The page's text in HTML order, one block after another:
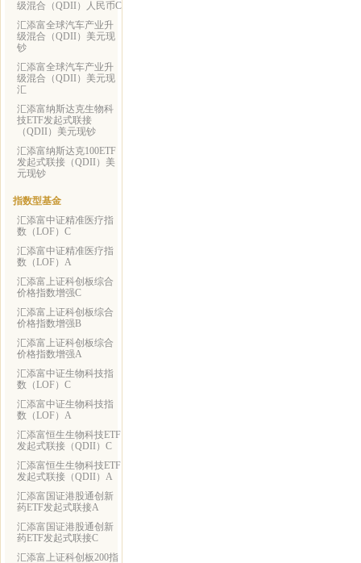
级混合（QDII）人民币C
汇添富全球汽车产业升
级混合（QDII）美元现
钞
汇添富全球汽车产业升
级混合（QDII）美元现
汇
汇添富纳斯达克生物科
技ETF发起式联接
（QDII）美元现钞
汇添富纳斯达克100ETF
发起式联接（QDII）美
元现钞
指数型基金
汇添富中证精准医疗指
数（LOF）C
汇添富中证精准医疗指
数（LOF）A
汇添富上证科创板综合
价格指数增强C
汇添富上证科创板综合
价格指数增强B
汇添富上证科创板综合
价格指数增强A
汇添富中证生物科技指
数（LOF）C
汇添富中证生物科技指
数（LOF）A
汇添富恒生生物科技ETF
发起式联接（QDII）C
汇添富恒生生物科技ETF
发起式联接（QDII）A
汇添富国证港股通创新
药ETF发起式联接A
汇添富国证港股通创新
药ETF发起式联接C
汇添富上证科创板200指